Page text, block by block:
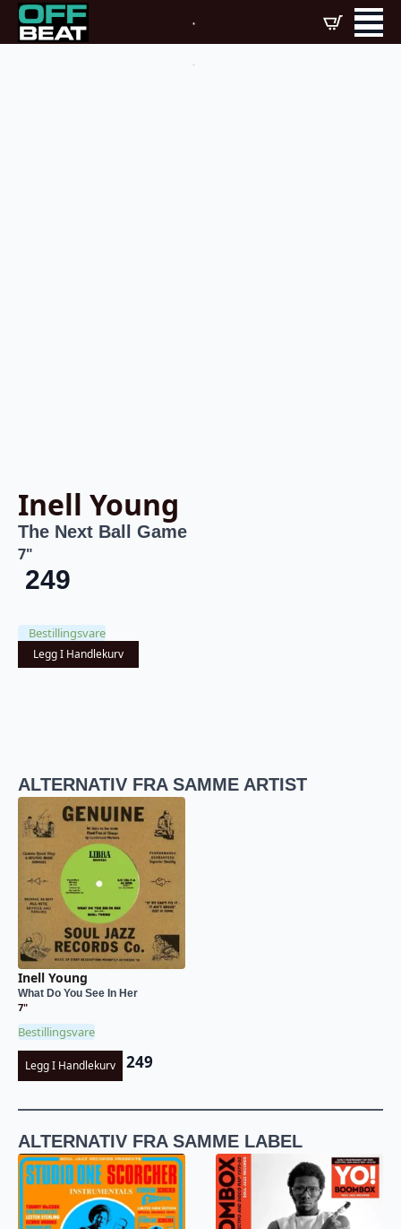
Inell Young
The Next Ball Game
7"
249
Bestillingsvare
Legg I Handlekurv
ALTERNATIV FRA SAMME ARTIST
Inell Young
What Do You See In Her
7"
Bestillingsvare
Legg I Handlekurv 249
ALTERNATIV FRA SAMME LABEL